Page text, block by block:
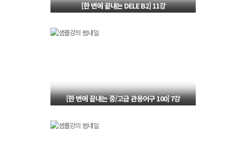
[한 번에 끝내는 DELE B2] 11강
[한 번에 끝내는 중/고급 관용어구 100] 7강